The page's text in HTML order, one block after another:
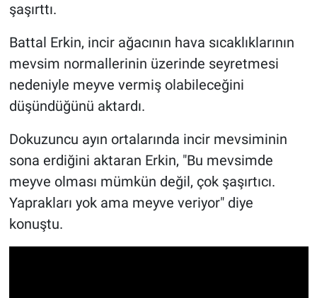
şaşırttı.
Battal Erkin, incir ağacının hava sıcaklıklarının
mevsim normallerinin üzerinde seyretmesi
nedeniyle meyve vermiş olabileceğini
düşündüğünü aktardı.
Dokuzuncu ayın ortalarında incir mevsiminin
sona erdiğini aktaran Erkin, "Bu mevsimde
meyve olması mümkün değil, çok şaşırtıcı.
Yaprakları yok ama meyve veriyor" diye
konuştu.